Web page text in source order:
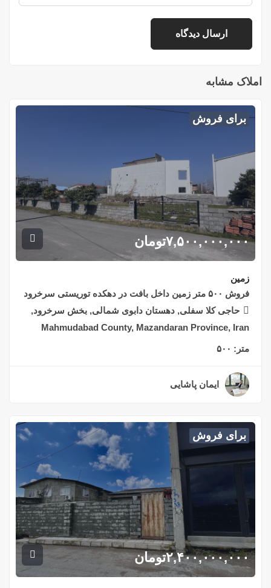
املاک مشابه
برای فروش
۷,۵۰۰,۰۰۰,۰۰۰تومان
زمین
فروش ۵۰۰ متر زمین داخل بافت در دهکده توریستی سرخرود
حاجی کلا سفلی, دهستان دابوی شمالی, بخش سرخرود,
Mahmudabad County, Mazandaran Province, Iran
متر: ۵۰۰
ایمان پاشایی
برای فروش
۲,۴۰۰,۰۰۰,۰۰۰تومان